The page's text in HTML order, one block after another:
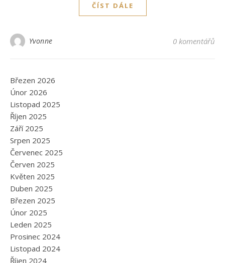
ČÍST DÁLE
Yvonne 0 komentářů
Březen 2026
Únor 2026
Listopad 2025
Říjen 2025
Září 2025
Srpen 2025
Červenec 2025
Červen 2025
Květen 2025
Duben 2025
Březen 2025
Únor 2025
Leden 2025
Prosinec 2024
Listopad 2024
Říjen 2024